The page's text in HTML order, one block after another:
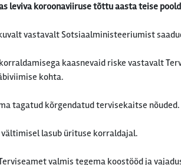
leviva koroonaviiruse tõttu aasta teise
vastavalt Sotsiaalministeeriumist
kaasnevaid riske vastavalt
kohta.
tagatud kõrgendatud tervisekaitse nõuded.
lasub ürituse korraldajal.
valmis tegema koostööd ja